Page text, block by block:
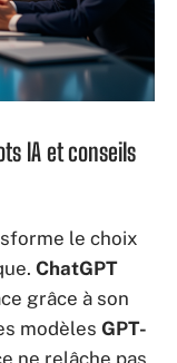
IA et conseils
le choix
ChatGPT
grâce à son
modèles GPT-
ne relâche pas